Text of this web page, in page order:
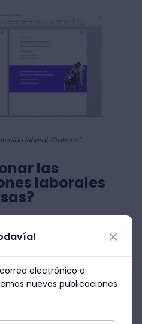
laboral, Crehana”
las
laborales
laboral en
es fundamental
de la evolución
el tiempo.
frecuencia y cantidad
laborales
electrónico a
nuevas publicaciones